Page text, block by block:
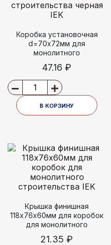
Коробка установочная
d=70х72мм для
монолитного
47.16 ₽
В КОРЗИНУ
Крышка финишная
118х76х60мм для коробок
для монолитного
21.35 ₽